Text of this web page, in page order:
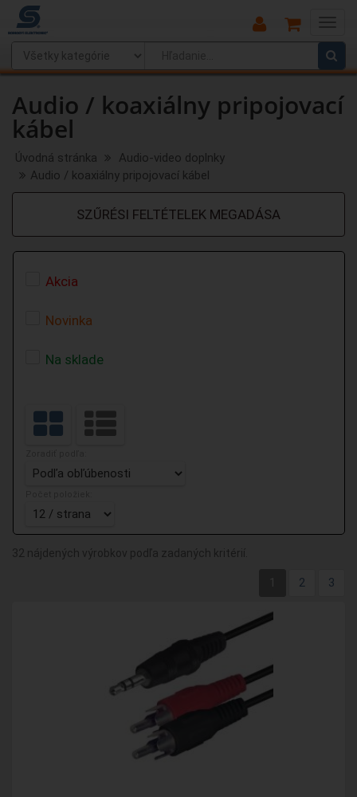
Main
Menu
Audio / koaxiálny pripojovací
kábel
Úvodná stránka
Audio-video doplnky
Audio / koaxiálny pripojovací kábel
SZŰRÉSI FELTÉTELEK MEGADÁSA
Akcia
Novinka
Na sklade
32 nájdených výrobkov podľa zadaných kritérií.
2 3